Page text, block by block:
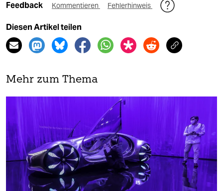
Feedback Kommentieren Fehlerhinweis
Diesen Artikel teilen
Mehr zum Thema